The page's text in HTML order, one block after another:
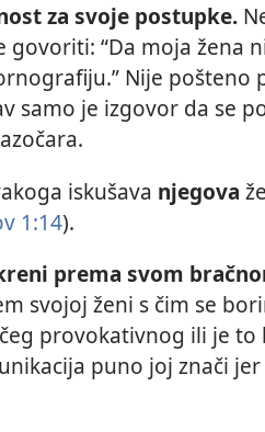
za svoje postupke.
“Da moja žena
Nije pošteno
samo je izgovor da se
iskušava njegova
1:14).
prema svom
svojoj ženi s čim se
provokativnog ili je to
puno joj znači